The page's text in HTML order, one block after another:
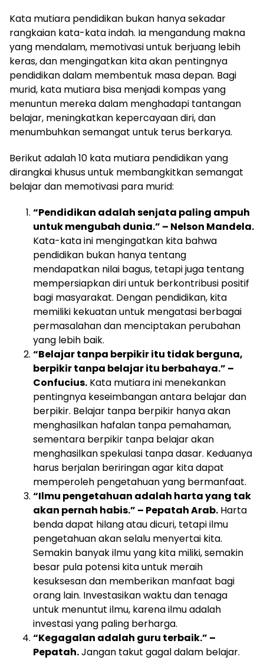
Kata mutiara pendidikan bukan hanya sekadar
rangkaian kata-kata indah. Ia mengandung makna
yang mendalam, memotivasi untuk berjuang lebih
keras, dan mengingatkan kita akan pentingnya
pendidikan dalam membentuk masa depan. Bagi
murid, kata mutiara bisa menjadi kompas yang
menuntun mereka dalam menghadapi tantangan
belajar, meningkatkan kepercayaan diri, dan
menumbuhkan semangat untuk terus berkarya.
Berikut adalah 10 kata mutiara pendidikan yang
dirangkai khusus untuk membangkitkan semangat
belajar dan memotivasi para murid:
“Pendidikan adalah senjata paling ampuh
untuk mengubah dunia.” – Nelson Mandela.
Kata-kata ini mengingatkan kita bahwa
pendidikan bukan hanya tentang
mendapatkan nilai bagus, tetapi juga tentang
mempersiapkan diri untuk berkontribusi positif
bagi masyarakat. Dengan pendidikan, kita
memiliki kekuatan untuk mengatasi berbagai
permasalahan dan menciptakan perubahan
yang lebih baik.
“Belajar tanpa berpikir itu tidak berguna,
berpikir tanpa belajar itu berbahaya.” –
Confucius. Kata mutiara ini menekankan
pentingnya keseimbangan antara belajar dan
berpikir. Belajar tanpa berpikir hanya akan
menghasilkan hafalan tanpa pemahaman,
sementara berpikir tanpa belajar akan
menghasilkan spekulasi tanpa dasar. Keduanya
harus berjalan beriringan agar kita dapat
memperoleh pengetahuan yang bermanfaat.
“Ilmu pengetahuan adalah harta yang tak
akan pernah habis.” – Pepatah Arab. Harta
benda dapat hilang atau dicuri, tetapi ilmu
pengetahuan akan selalu menyertai kita.
Semakin banyak ilmu yang kita miliki, semakin
besar pula potensi kita untuk meraih
kesuksesan dan memberikan manfaat bagi
orang lain. Investasikan waktu dan tenaga
untuk menuntut ilmu, karena ilmu adalah
investasi yang paling berharga.
“Kegagalan adalah guru terbaik.” –
Pepatah.Jangan takut gagal dalam belajar.